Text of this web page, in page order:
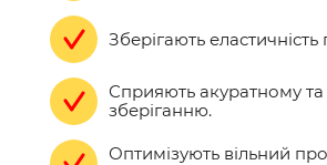
Зберігають еластичність
Сприяють акуратному
зберіганню.
Оптимізують вільний